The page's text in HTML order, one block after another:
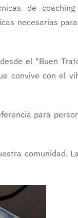
de
necesarias
el "Buen
convive con el
para
comunidad.